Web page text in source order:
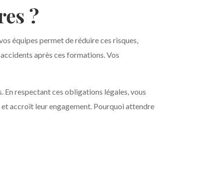
?
équipes permet de réduire ces risques,
après ces formations. Vos
respectant ces obligations légales, vous
accroît leur engagement. Pourquoi attendre